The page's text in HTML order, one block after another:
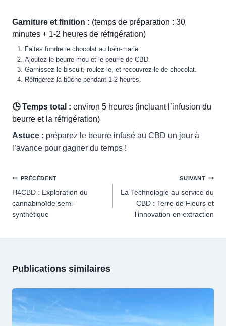
Garniture et finition : (temps de préparation : 30
minutes + 1-2 heures de réfrigération)
Faites fondre le chocolat au bain-marie.
Ajoutez le beurre mou et le beurre de CBD.
Garnissez le biscuit, roulez-le, et recouvrez-le de chocolat.
Réfrigérez la bûche pendant 1-2 heures.
🕒 Temps total : environ 5 heures (incluant l’infusion du
beurre et la réfrigération)
Astuce : préparez le beurre infusé au CBD un jour à
l’avance pour gagner du temps !
Navigation
de
l’article
PRÉCÉDENT
H4CBD : Exploration du
cannabinoïde semi-
synthétique
SUIVANT
La Technologie au service du
CBD : Terre de Fleurs et
l’innovation en extraction
Publications similaires